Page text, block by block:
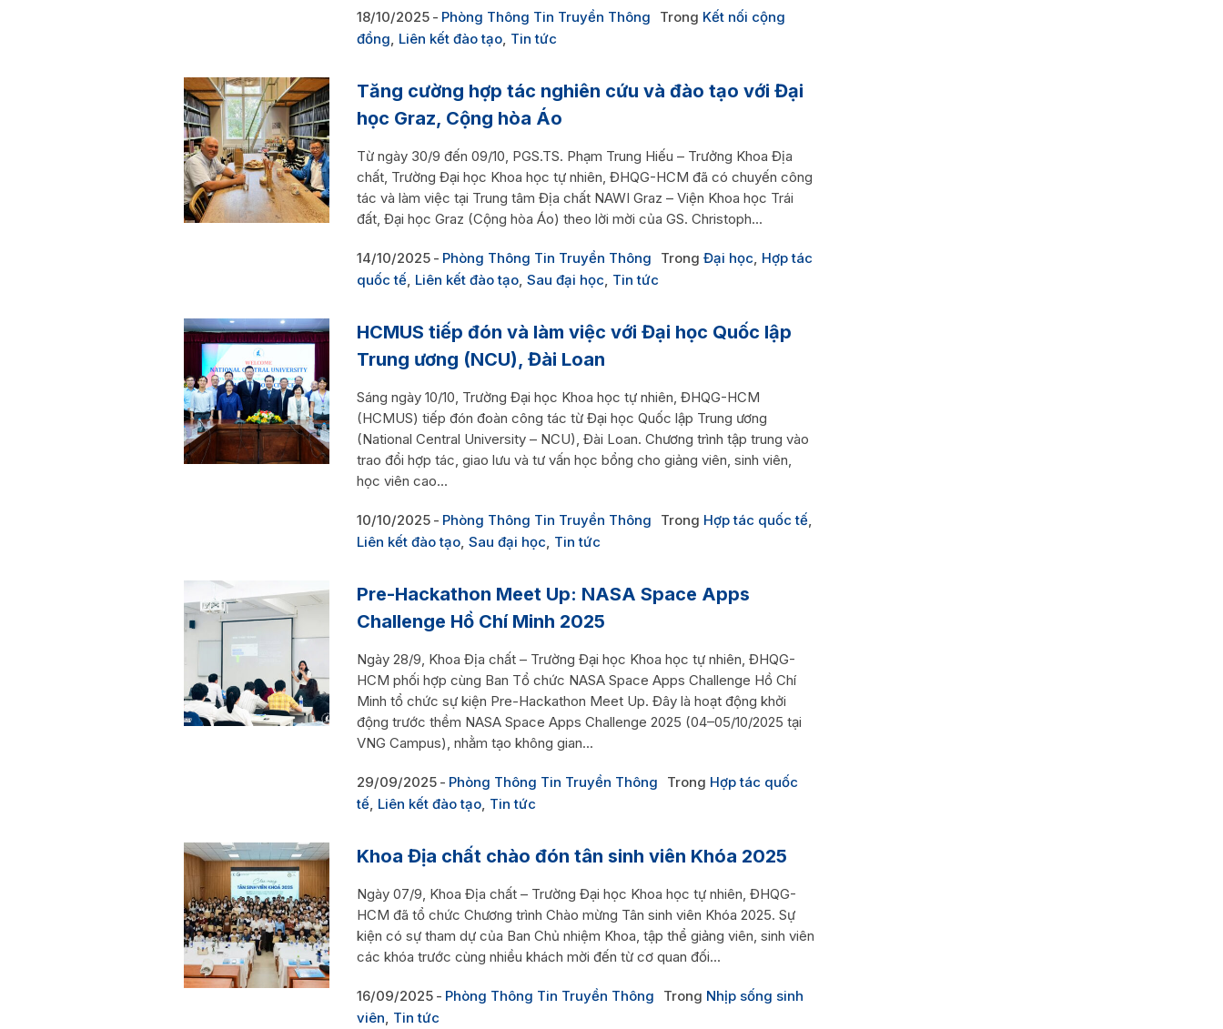
18/10/2025 Phòng Thông Tin Truyền Thông Trong Kết nối cộng
đồng, Liên kết đào tạo, Tin tức
Tăng cường hợp tác nghiên cứu và đào tạo với Đại
học Graz, Cộng hòa Áo
Từ ngày 30/9 đến 09/10, PGS.TS. Phạm Trung Hiếu – Trưởng Khoa Địa
chất, Trường Đại học Khoa học tự nhiên, ĐHQG-HCM đã có chuyến công
tác và làm việc tại Trung tâm Địa chất NAWI Graz – Viện Khoa học Trái
đất, Đại học Graz (Cộng hòa Áo) theo lời mời của GS. Christoph...
14/10/2025 Phòng Thông Tin Truyền Thông Trong Đại học, Hợp tác
quốc tế, Liên kết đào tạo, Sau đại học, Tin tức
HCMUS tiếp đón và làm việc với Đại học Quốc lập
Trung ương (NCU), Đài Loan
Sáng ngày 10/10, Trường Đại học Khoa học tự nhiên, ĐHQG-HCM
(HCMUS) tiếp đón đoàn công tác từ Đại học Quốc lập Trung ương
(National Central University – NCU), Đài Loan. Chương trình tập trung vào
trao đổi hợp tác, giao lưu và tư vấn học bổng cho giảng viên, sinh viên,
học viên cao...
10/10/2025 Phòng Thông Tin Truyền Thông Trong Hợp tác quốc tế,
Liên kết đào tạo, Sau đại học, Tin tức
Pre-Hackathon Meet Up: NASA Space Apps
Challenge Hồ Chí Minh 2025
Ngày 28/9, Khoa Địa chất – Trường Đại học Khoa học tự nhiên, ĐHQG-
HCM phối hợp cùng Ban Tổ chức NASA Space Apps Challenge Hồ Chí
Minh tổ chức sự kiện Pre-Hackathon Meet Up. Đây là hoạt động khởi
động trước thềm NASA Space Apps Challenge 2025 (04–05/10/2025 tại
VNG Campus), nhằm tạo không gian...
29/09/2025 Phòng Thông Tin Truyền Thông Trong Hợp tác quốc
tế, Liên kết đào tạo, Tin tức
Khoa Địa chất chào đón tân sinh viên Khóa 2025
Ngày 07/9, Khoa Địa chất – Trường Đại học Khoa học tự nhiên, ĐHQG-
HCM đã tổ chức Chương trình Chào mừng Tân sinh viên Khóa 2025. Sự
kiện có sự tham dự của Ban Chủ nhiệm Khoa, tập thể giảng viên, sinh viên
các khóa trước cùng nhiều khách mời đến từ cơ quan đối...
16/09/2025 Phòng Thông Tin Truyền Thông Trong Nhịp sống sinh
viên, Tin tức